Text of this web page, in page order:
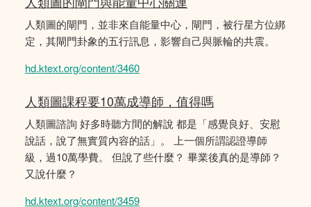
人類圖的閘門，並非來自能量中心，閘門，被行星方位綁
定，其閘門卦象的五行訊息，影響自己與脈輪的共震。
hd.ktext.org/content/3460
人類圖課程要10萬成導師，值得嗎
人類圖諮詢 好多時聽方間的解說 都是「感覺良好、安慰
說話，說了無實質內容的話」。 上一個所謂認證導師
級，過10萬學費。 但說了些什麼？ 畢業後真的是導師？
又說什麼？
hd.ktext.org/content/3459